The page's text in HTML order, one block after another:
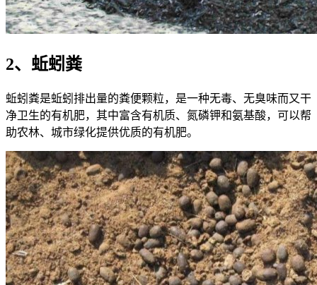
2、蚯蚓粪
蚯蚓粪是蚯蚓排出量的粪便颗粒，是一种无毒、无臭味而又干
净卫生的有机肥，其中富含有机质、氮磷钾和氨基酸，可以帮
助农林、城市绿化提供优质的有机肥。